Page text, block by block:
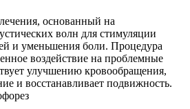
основанный на
волн для стимуляции
и уменьшения боли. Процедура
воздействие на проблемные
улучшению кровообращения,
и восстанавливает подвижность.